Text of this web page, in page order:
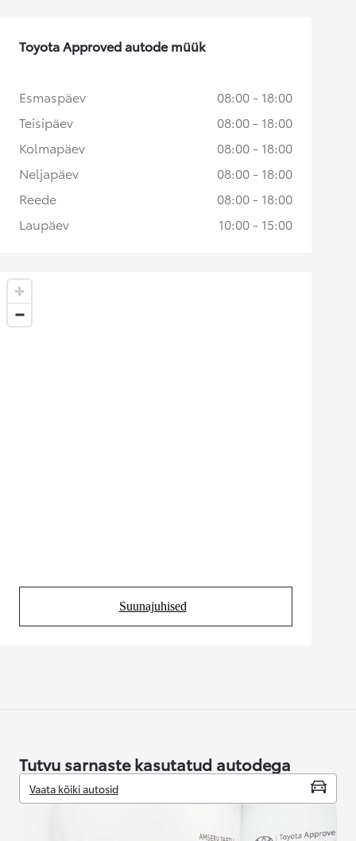
Suunajuhised
(Opens in new tab)
Toyota Approved autode müük
Esmaspäev
08:00 - 18:00
Teisipäev
08:00 - 18:00
Kolmapäev
08:00 - 18:00
Neljapäev
08:00 - 18:00
Reede
08:00 - 18:00
Laupäev
10:00 - 15:00
Tutvu sarnaste kasutatud autodega
Vaata kõiki autosid